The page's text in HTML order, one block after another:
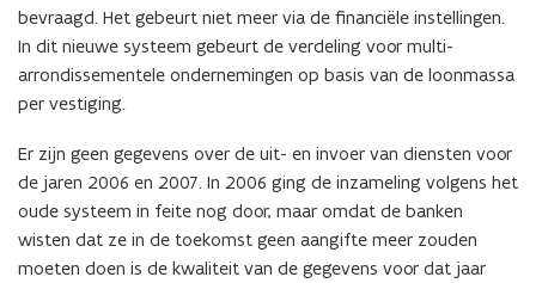
bevraagd. Het gebeurt niet meer via de financiële instellingen.
In dit nieuwe systeem gebeurt de verdeling voor multi-
arrondissementele ondernemingen op basis van de loonmassa
per vestiging.
Er zijn geen gegevens over de uit- en invoer van diensten voor
de jaren 2006 en 2007. In 2006 ging de inzameling volgens het
oude systeem in feite nog door, maar omdat de banken
wisten dat ze in de toekomst geen aangifte meer zouden
moeten doen is de kwaliteit van de gegevens voor dat jaar